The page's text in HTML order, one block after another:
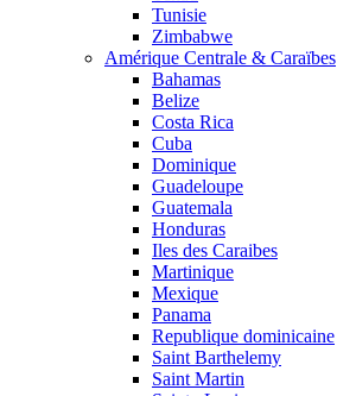
Tunisie
Zimbabwe
Amérique Centrale & Caraïbes
Bahamas
Belize
Costa Rica
Cuba
Dominique
Guadeloupe
Guatemala
Honduras
Iles des Caraibes
Martinique
Mexique
Panama
Republique dominicaine
Saint Barthelemy
Saint Martin